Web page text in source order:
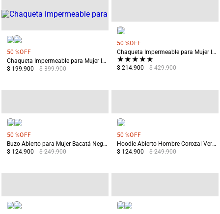
50 %OFF
Chaqueta Impermeable para Mujer Iguazú Azul
$ 199.900
$ 399.900
50 %OFF
Chaqueta Impermeable para Mujer Iguazú Rosado
★★★★★
$ 214.900 $ 429.900
50 %OFF
Buzo Abierto para Mujer Bacatá Negro
$ 124.900
$ 249.900
50 %OFF
Hoodie Abierto Hombre Corozal Verde
$ 124.900
$ 249.900